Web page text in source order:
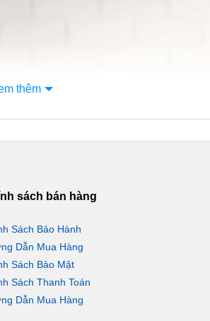
thêm
sách bán hàng
Sách Bảo Hành
Dẫn Mua Hàng
Sách Bảo Mật
Sách Thanh Toán
Dẫn Mua Hàng